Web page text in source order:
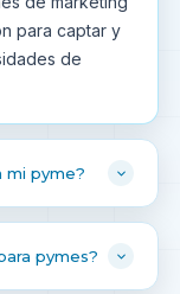
para captar y
de
mi pyme?
pymes?